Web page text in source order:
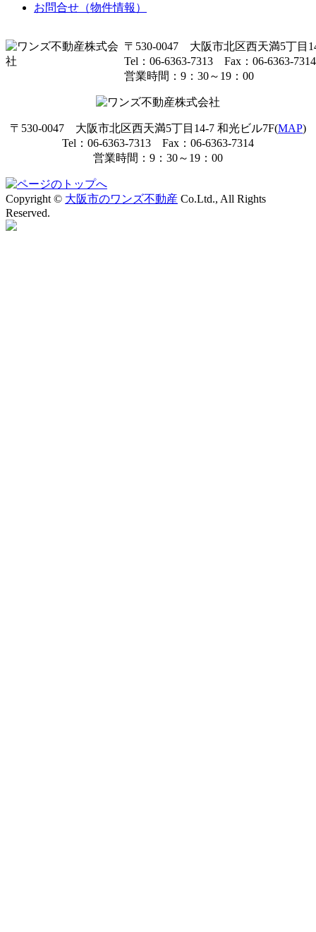
お問合せ（物件情報）
〒530-0047 大阪市北区西天満5丁目
Tel：06-6363-7313 Fax：06-6363-7314
営業時間：9：30～19：00
〒530-0047 大阪市北区西天満5丁目14-7 和光ビル7F(MAP)
Tel：06-6363-7313 Fax：06-6363-7314
営業時間：9：30～19：00
Copyright © 大阪市のワンズ不動産 Co.Ltd., All Rights
Reserved.